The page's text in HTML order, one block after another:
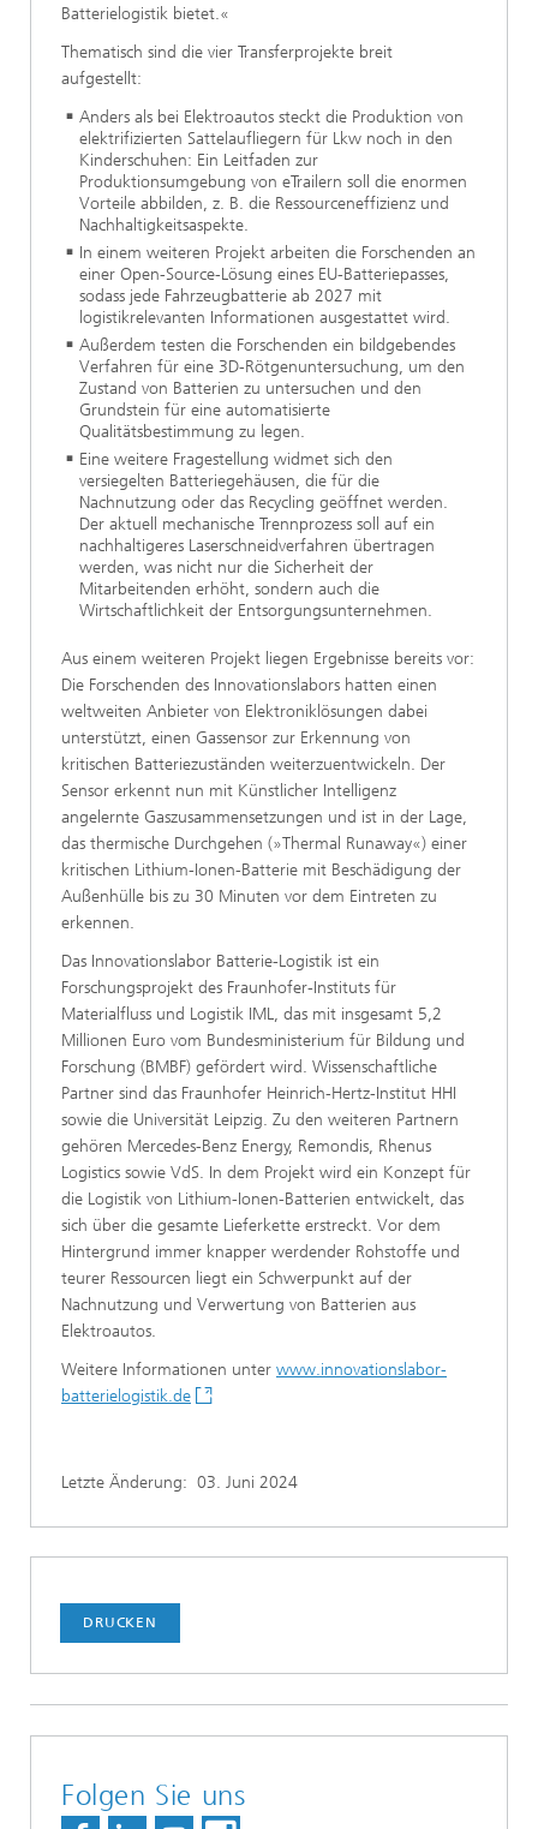
Batterielogistik bietet.«
Thematisch sind die vier Transferprojekte breit
aufgestellt:
Anders als bei Elektroautos steckt die Produktion von
elektrifizierten Sattelaufliegern für Lkw noch in den
Kinderschuhen: Ein Leitfaden zur
Produktionsumgebung von eTrailern soll die enormen
Vorteile abbilden, z. B. die Ressourceneffizienz und
Nachhaltigkeitsaspekte.
In einem weiteren Projekt arbeiten die Forschenden an
einer Open-Source-Lösung eines EU-Batteriepasses,
sodass jede Fahrzeugbatterie ab 2027 mit
logistikrelevanten Informationen ausgestattet wird.
Außerdem testen die Forschenden ein bildgebendes
Verfahren für eine 3D-Rötgenuntersuchung, um den
Zustand von Batterien zu untersuchen und den
Grundstein für eine automatisierte
Qualitätsbestimmung zu legen.
Eine weitere Fragestellung widmet sich den
versiegelten Batteriegehäusen, die für die
Nachnutzung oder das Recycling geöffnet werden.
Der aktuell mechanische Trennprozess soll auf ein
nachhaltigeres Laserschneidverfahren übertragen
werden, was nicht nur die Sicherheit der
Mitarbeitenden erhöht, sondern auch die
Wirtschaftlichkeit der Entsorgungsunternehmen.
Aus einem weiteren Projekt liegen Ergebnisse bereits vor:
Die Forschenden des Innovationslabors hatten einen
weltweiten Anbieter von Elektroniklösungen dabei
unterstützt, einen Gassensor zur Erkennung von
kritischen Batteriezuständen weiterzuentwickeln. Der
Sensor erkennt nun mit Künstlicher Intelligenz
angelernte Gaszusammensetzungen und ist in der Lage,
das thermische Durchgehen (»Thermal Runaway«) einer
kritischen Lithium-Ionen-Batterie mit Beschädigung der
Außenhülle bis zu 30 Minuten vor dem Eintreten zu
erkennen.
Das Innovationslabor Batterie-Logistik ist ein
Forschungsprojekt des Fraunhofer-Instituts für
Materialfluss und Logistik IML, das mit insgesamt 5,2
Millionen Euro vom Bundesministerium für Bildung und
Forschung (BMBF) gefördert wird. Wissenschaftliche
Partner sind das Fraunhofer Heinrich-Hertz-Institut HHI
sowie die Universität Leipzig. Zu den weiteren Partnern
gehören Mercedes-Benz Energy, Remondis, Rhenus
Logistics sowie VdS. In dem Projekt wird ein Konzept für
die Logistik von Lithium-Ionen-Batterien entwickelt, das
sich über die gesamte Lieferkette erstreckt. Vor dem
Hintergrund immer knapper werdender Rohstoffe und
teurer Ressourcen liegt ein Schwerpunkt auf der
Nachnutzung und Verwertung von Batterien aus
Elektroautos.
Weitere Informationen unter www.innovationslabor-
batterielogistik.de
Letzte Änderung: 03. Juni 2024
DRUCKEN
Folgen Sie uns